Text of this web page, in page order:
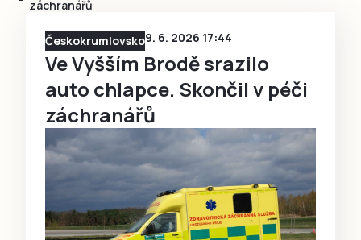
záchranářů
Českokrumlovsko9. 6. 2026 17:44
Ve Vyšším Brodě srazilo
auto chlapce. Skončil v péči
záchranářů